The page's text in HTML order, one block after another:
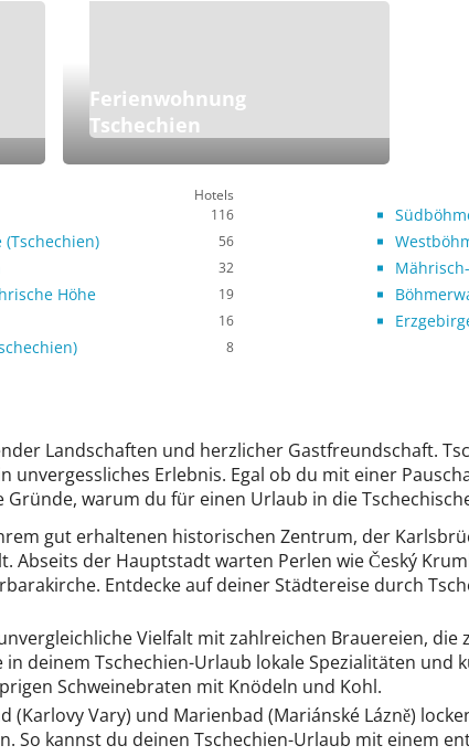
Ferienwohnung
Tschechien
Hotels
116
(Tschechien) 56
32
Höhe 19
16
8
Landschaften und herzlicher Gastfreundschaft.
Erlebnis. Egal ob du mit einer
warum du für einen Urlaub in die
gut erhaltenen historischen Zentrum, der
der Hauptstadt warten Perlen wie Český
Entdecke auf deiner Städtereise durch
Vielfalt mit zahlreichen Brauereien, die
deinem Tschechien-Urlaub lokale Spezialitäten und
Schweinebraten mit Knödeln und Kohl.
Vary) und Marienbad (Mariánské Lázně)
kannst du deinen Tschechien-Urlaub mit einem